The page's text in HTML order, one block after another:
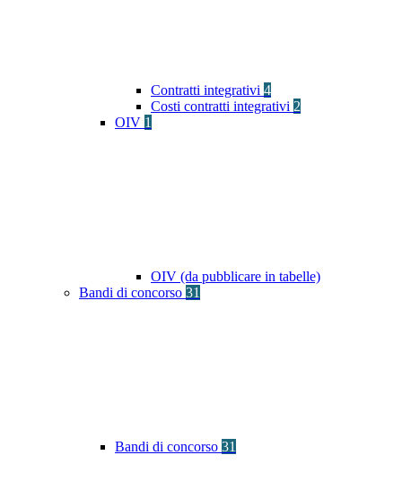
Contratti integrativi 4
Costi contratti integrativi 2
OIV 1
OIV (da pubblicare in tabelle)
Bandi di concorso 31
Bandi di concorso 31